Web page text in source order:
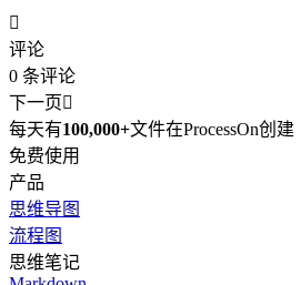

评论
0 条评论
下一页
每天有100,000+文件在ProcessOn创建
免费使用
产品
思维导图
流程图
思维笔记